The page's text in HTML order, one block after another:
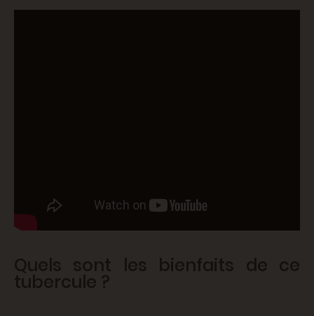
Quels sont les bienfaits de ce
tubercule ?